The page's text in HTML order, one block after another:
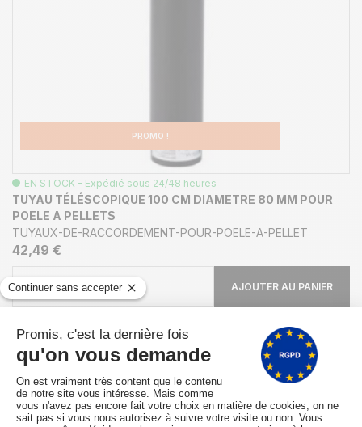
PROMO !
EN STOCK - Expédié sous 24/48 heures
TUYAU TÉLÉSCOPIQUE 100 CM DIAMETRE 80 MM POUR
POELE A PELLETS
TUYAUX-DE-RACCORDEMENT-POUR-POELE-A-PELLET
42,49 €
AJOUTER AU PANIER